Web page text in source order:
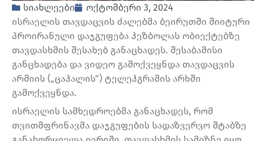
სიახლეები
ოქტომბერი 3, 2024
ისრაელის თავდაცვის ძალებმა ბეირუთში შიიტური
პროირანული დაჯგუფება ჰეზბოლას ობიექტებზე
თავდასხმის შესახებ განაცხადეს. შესაბამისი
განცხადება და ვიდეო გამოქვეყნდა თავდაცვის
არმიის („ცაჰალის“) ტელეჰგრამის არხში
გამოქვეყნდა.
ისრაელის სამხედროებმა განაცხადეს, რომ
თვითმფრინავმა დაჯგუფების სადაზვერვო შტაბზე